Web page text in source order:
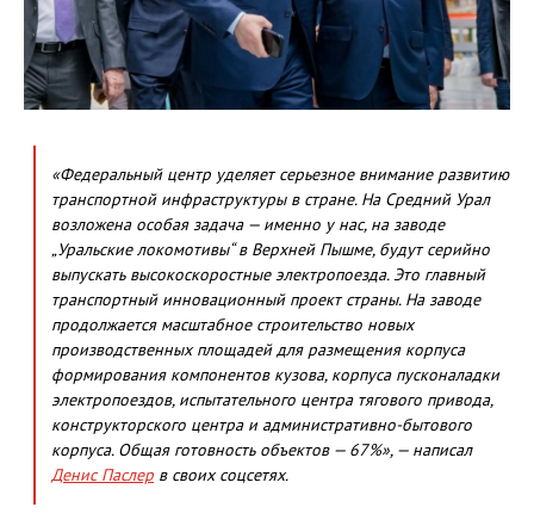
«Федеральный центр уделяет серьезное внимание развитию
транспортной инфраструктуры в стране. На Средний Урал
возложена особая задача — именно у нас, на заводе
„Уральские локомотивы“ в Верхней Пышме, будут серийно
выпускать высокоскоростные электропоезда. Это главный
транспортный инновационный проект страны. На заводе
продолжается масштабное строительство новых
производственных площадей для размещения корпуса
формирования компонентов кузова, корпуса пусконаладки
электропоездов, испытательного центра тягового привода,
конструкторского центра и административно-бытового
корпуса. Общая готовность объектов — 67%», — написал
Денис Паслер в своих соцсетях.